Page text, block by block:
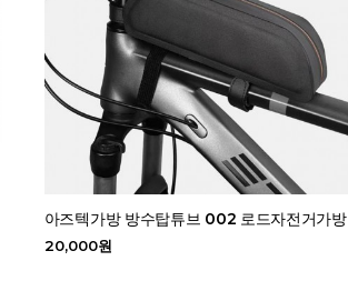
아즈텍가방 방수탑튜브 002 로드자전거가방
20,000원